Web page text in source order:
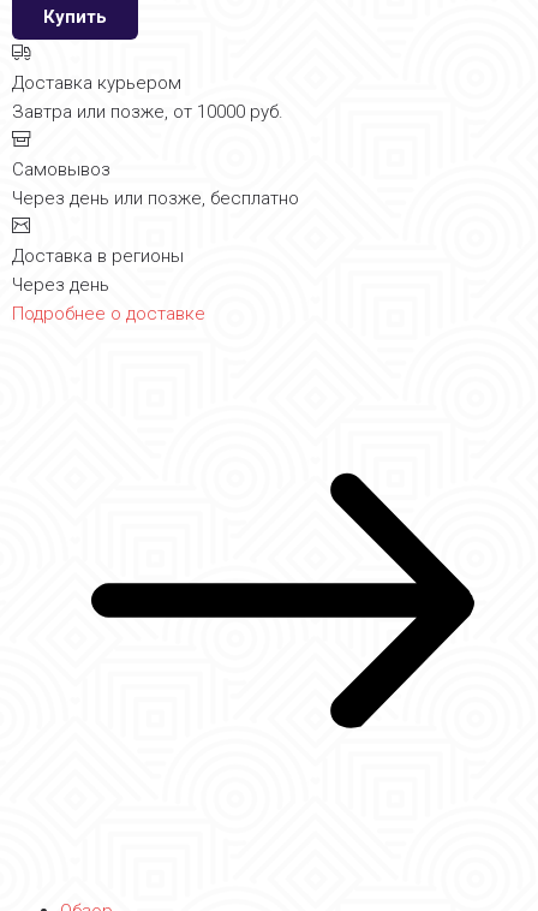
Купить
Доставка курьером
Завтра или позже, от 10000 руб.
Самовывоз
Через день или позже, бесплатно
Доставка в регионы
Через день
Подробнее о доставке